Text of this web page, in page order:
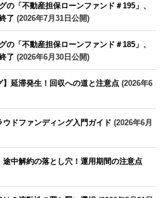
の「不動産担保ローンファンド＃195」、
了 (2026年7月31日公開)
の「不動産担保ローンファンド＃185」、
了 (2026年6月30日公開)
】延滞発生！回収への道と注意点 (2026年6
ウドファンディング入門ガイド (2026年6月
中解約の落とし穴！運用期間の注意点